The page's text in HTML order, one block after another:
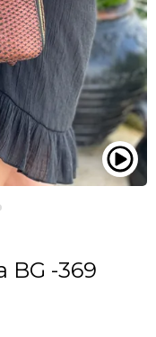
BG -369